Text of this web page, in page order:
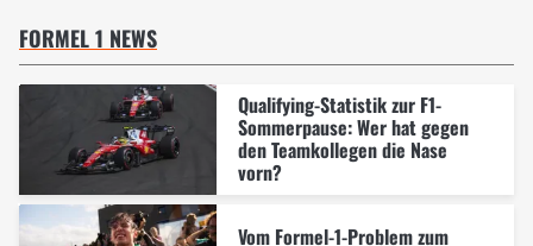
FORMEL 1 NEWS
Qualifying-Statistik zur F1-
Sommerpause: Wer hat gegen
den Teamkollegen die Nase
vorn?
Vom Formel-1-Problem zum